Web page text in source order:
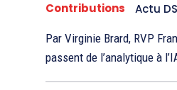
Contributions Actu
Par Virginie Brard, RVP
passent de l’analytique à